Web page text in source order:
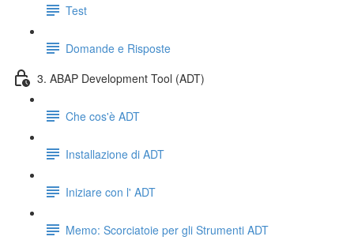
Test
Domande e Risposte
3. ABAP Development Tool (ADT)
Che cos'è ADT
Installazione di ADT
Iniziare con l' ADT
Memo: Scorciatoie per gli Strumenti ADT